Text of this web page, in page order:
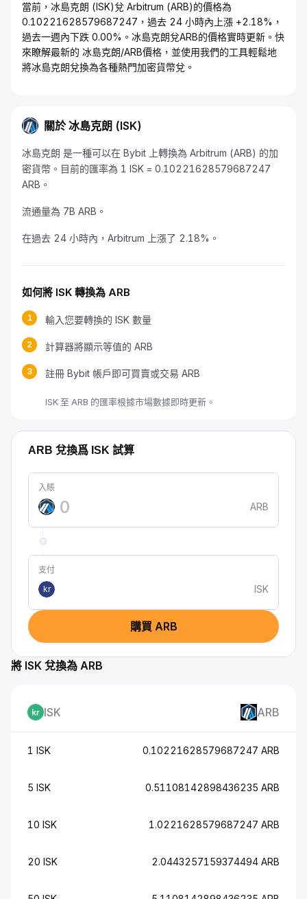
當前，冰島克朗 (ISK)兌 Arbitrum (ARB)的價格為
0.10221628579687247，過去 24 小時內上漲 +2.18%，
過去一週內下跌 0.00%。冰島克朗兌ARB的價格實時更新。快
來瞭解最新的 冰島克朗/ARB價格，並使用我們的工具輕鬆地
將冰島克朗兌換為各種熱門加密貨幣兌。
關於 冰島克朗 (ISK)
冰島克朗 是一種可以在 Bybit 上轉換為 Arbitrum (ARB) 的加
密貨幣。目前的匯率為 1 ISK = 0.10221628579687247
ARB。
流通量為 7B ARB。
在過去 24 小時內，Arbitrum 上漲了 2.18%。
如何將 ISK 轉換為 ARB
1 輸入您要轉換的 ISK 數量
2 計算器將顯示等值的 ARB
3 註冊 Bybit 帳戶即可買賣或交易 ARB
ISK 至 ARB 的匯率根據市場數據即時更新。
ARB 兌換爲 ISK 試算
入賬
ARB
支付
kr
ISK
購買 ARB
將 ISK 兌換為 ARB
ISK ARB
1 ISK 0.10221628579687247 ARB
5 ISK 0.51108142898436235 ARB
10 ISK 1.0221628579687247 ARB
20 ISK 2.0443257159374494 ARB